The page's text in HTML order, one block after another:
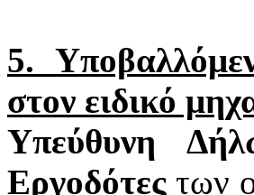
5.
στον ειδικό
Υπεύθυνη
Εργοδότεςτων